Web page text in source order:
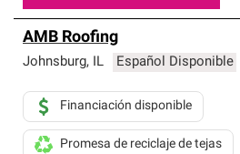
AMB Roofing
Johnsburg, IL Español Disponible
Financiación disponible
Promesa de reciclaje de tejas